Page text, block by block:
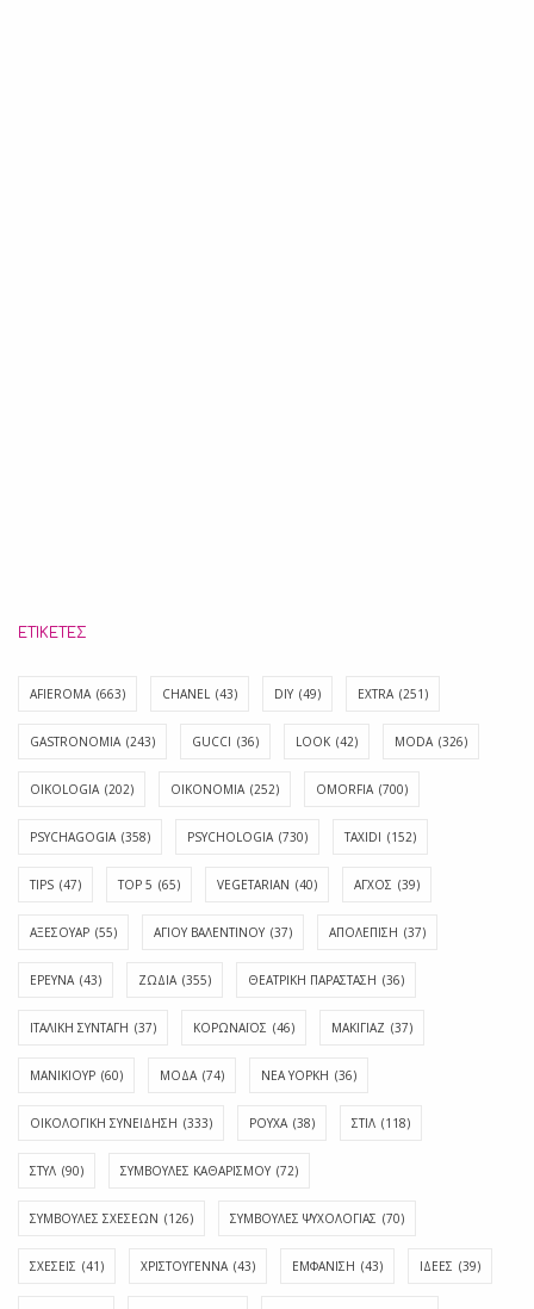
ΕΤΙΚΈΤΕΣ
AFIEROMA (663) CHANEL (43) DIY (49) EXTRA (251)
GASTRONOMIA (243) GUCCI (36) LOOK (42) MODA (326)
OIKOLOGIA (202) OIKONOMIA (252) OMORFIA (700)
PSYCHAGOGIA (358) PSYCHOLOGIA (730) TAXIDI (152)
TIPS (47) TOP 5 (65) VEGETARIAN (40) ΑΓΧΟΣ (39)
ΑΞΕΣΟΥΑΡ (55) ΑΓΊΟΥ ΒΑΛΕΝΤΊΝΟΥ (37) ΑΠΟΛΈΠΙΣΗ (37)
ΕΡΕΥΝΑ (43) ΖΩΔΙΑ (355) ΘΕΑΤΡΙΚΗ ΠΑΡΑΣΤΑΣΗ (36)
ΙΤΑΛΙΚΗ ΣΥΝΤΑΓΗ (37) ΚΟΡΩΝΑΪΟΣ (46) ΜΑΚΙΓΙΑΖ (37)
ΜΑΝΙΚΙΟΥΡ (60) ΜΟΔΑ (74) ΝΕΑ ΥΟΡΚΗ (36)
ΟΙΚΟΛΟΓΙΚΗ ΣΥΝΕΙΔΗΣΗ (333) ΡΟΥΧΑ (38) ΣΤΙΛ (118)
ΣΤΥΛ (90) ΣΥΜΒΟΥΛΕΣ ΚΑΘΑΡΙΣΜΟΥ (72)
ΣΥΜΒΟΥΛΕΣ ΣΧΕΣΕΩΝ (126) ΣΥΜΒΟΥΛΕΣ ΨΥΧΟΛΟΓΙΑΣ (70)
ΣΧΕΣΕΙΣ (41) ΧΡΙΣΤΟΥΓΕΝΝΑ (43) ΕΜΦΆΝΙΣΗ (43) ΙΔΈΕΣ (39)